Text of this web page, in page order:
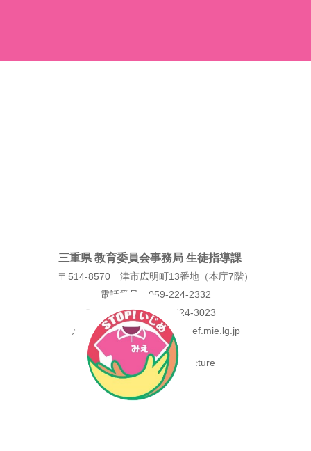
三重県 教育委員会事務局 生徒指導課
〒514-8570 津市広明町13番地（本庁7階）
電話番号：059-224-2332
ファクス番号：059-224-3023
メールアドレス：seishi@pref.mie.lg.jp
Copyright © Mie Prefecture